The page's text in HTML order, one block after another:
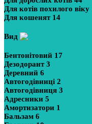
Для котів похилого віку
Для кошенят 14
Вид
Бентонітовий 17
Дезодорант3
Деревний 6
Автогодівниці 2
Автогодівниця 3
Адресники 5
Амортизатори 1
Бальзам 6